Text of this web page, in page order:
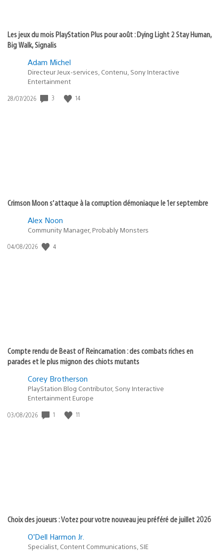
Les jeux du mois PlayStation Plus pour août : Dying Light 2 Stay Human,
Big Walk, Signalis
Adam Michel
Directeur Jeux-services, Contenu, Sony Interactive
Entertainment
Date
28/07/2026 3 14
Crimson Moon s’attaque à la corruption démoniaque le 1er septembre
Alex Noon
Community Manager, Probably Monsters
Date
04/08/2026 4
Compte rendu de Beast of Reincarnation : des combats riches en
parades et le plus mignon des chiots mutants
Corey Brotherson
PlayStation Blog Contributor, Sony Interactive
Entertainment Europe
Date
03/08/2026 1 11
Choix des joueurs : Votez pour votre nouveau jeu préféré de juillet 2026
O’Dell Harmon Jr.
Specialist, Content Communications, SIE